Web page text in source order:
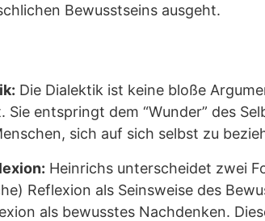
Bewusstseins ausgeht.
Die Dialektik ist keine bloße
Sie entspringt dem “Wunder” des
sich auf sich selbst zu
Heinrichs unterscheidet zwei
Reflexion als Seinsweise des
als bewusstes Nachdenken.